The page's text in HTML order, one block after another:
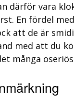
därför vara
En fördel
att de är
med att du
många